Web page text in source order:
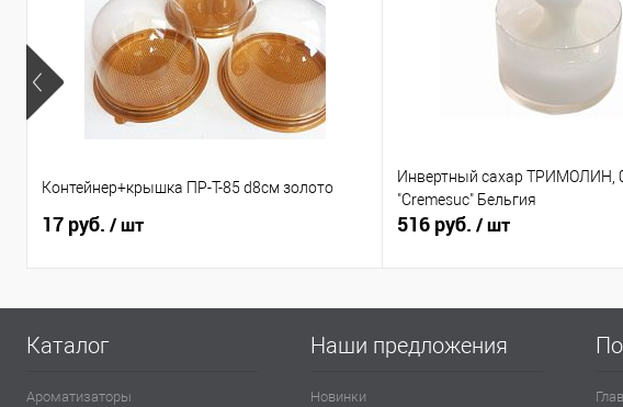
Контейнер+крышка ПР-Т-85 d8см золото
17 руб. / шт
Инвертный сахар ТРИМОЛИН,
"Cremesuc" Бельгия
516 руб. / шт
Каталог
Ароматизаторы
Наши предложения
Новинки